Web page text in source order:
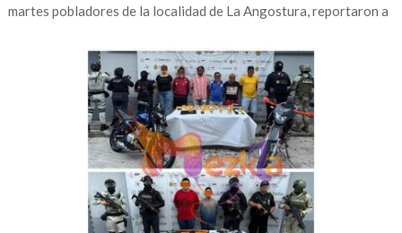
martes pobladores de la localidad de La Angostura, reportaron a